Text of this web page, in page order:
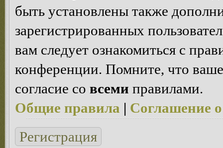
быть установлены также
зарегистрированных
вам следует ознакомиться с
конференции. Помните, что
согласие со всеми правилами.
Общие правила | Соглашение
Регистрация